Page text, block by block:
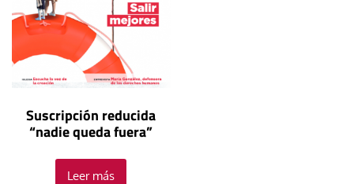
Suscripción reducida
“nadie queda fuera”
Leer más